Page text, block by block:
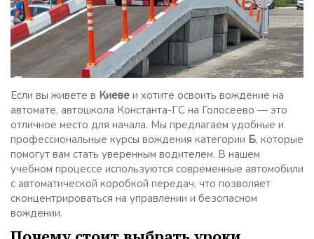
Если вы живете в Киеве и хотите освоить вождение на
автомате, автошкола Константа-ГС на Голосеево — это
отличное место для начала. Мы предлагаем удобные и
профессиональные курсы вождения категории Б, которые
помогут вам стать уверенным водителем. В нашем
учебном процессе используются современные автомобили
с автоматической коробкой передач, что позволяет
сконцентрироваться на управлении и безопасном
вождении.